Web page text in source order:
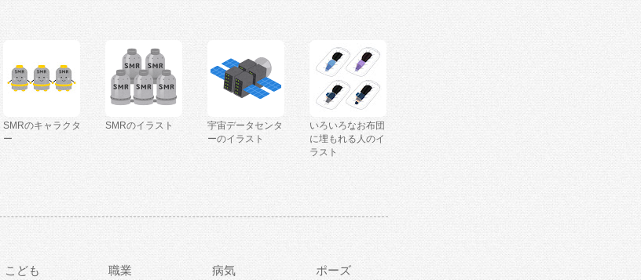
SMRのキャラクタ
ー
SMRのイラスト
宇宙データセンタ
ーのイラスト
いろいろなお布団
に埋もれる人のイ
ラスト
こども 職業 病気
ポーズ